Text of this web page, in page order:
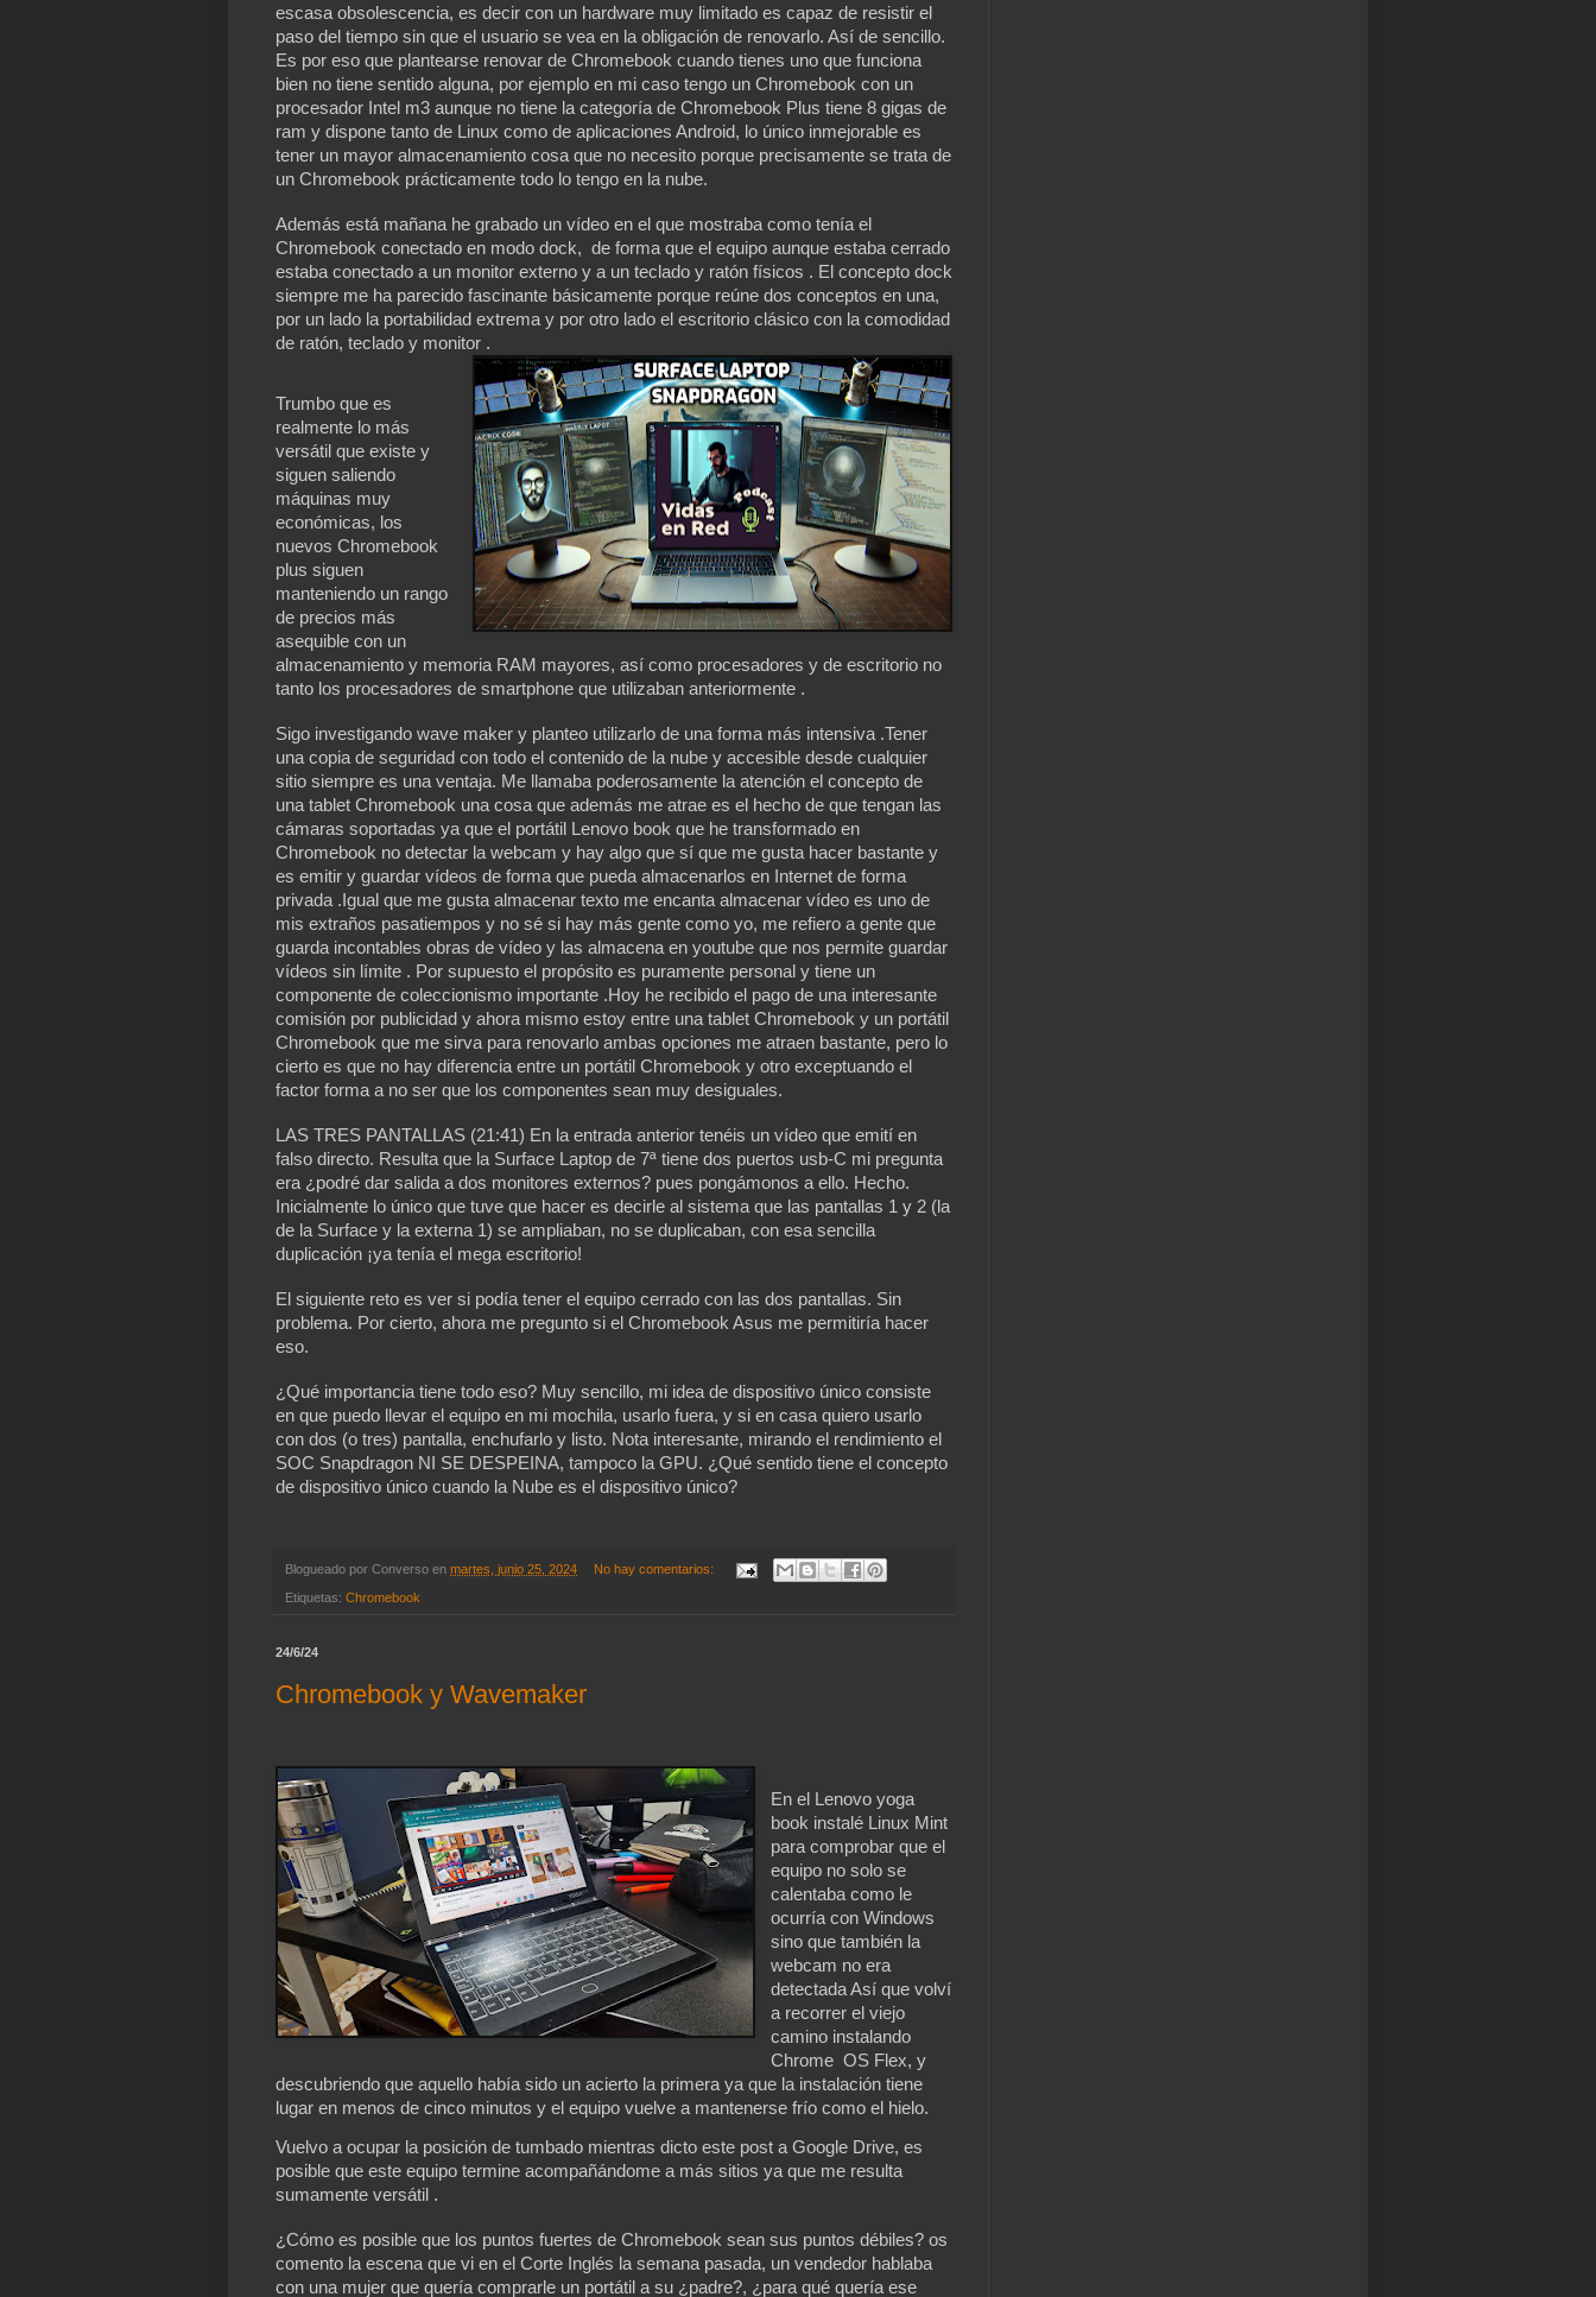
escasa obsolescencia, es decir con un hardware muy limitado es capaz de resistir el
paso del tiempo sin que el usuario se vea en la obligación de renovarlo. Así de sencillo.
Es por eso que plantearse renovar de Chromebook cuando tienes uno que funciona
bien no tiene sentido alguna, por ejemplo en mi caso tengo un Chromebook con un
procesador Intel m3 aunque no tiene la categoría de Chromebook Plus tiene 8 gigas de
ram y dispone tanto de Linux como de aplicaciones Android, lo único inmejorable es
tener un mayor almacenamiento cosa que no necesito porque precisamente se trata de
un Chromebook prácticamente todo lo tengo en la nube.
Además está mañana he grabado un vídeo en el que mostraba como tenía el
Chromebook conectado en modo dock, de forma que el equipo aunque estaba cerrado
estaba conectado a un monitor externo y a un teclado y ratón físicos . El concepto dock
siempre me ha parecido fascinante básicamente porque reúne dos conceptos en una,
por un lado la portabilidad extrema y por otro lado el escritorio clásico con la comodidad
de ratón, teclado y monitor .
Trumbo que es
realmente lo más
versátil que existe y
siguen saliendo
máquinas muy
económicas, los
nuevos Chromebook
plus siguen
manteniendo un rango
de precios más
asequible con un
almacenamiento y memoria RAM mayores, así como procesadores y de escritorio no
tanto los procesadores de smartphone que utilizaban anteriormente .
Sigo investigando wave maker y planteo utilizarlo de una forma más intensiva .Tener
una copia de seguridad con todo el contenido de la nube y accesible desde cualquier
sitio siempre es una ventaja. Me llamaba poderosamente la atención el concepto de
una tablet Chromebook una cosa que además me atrae es el hecho de que tengan las
cámaras soportadas ya que el portátil Lenovo book que he transformado en
Chromebook no detectar la webcam y hay algo que sí que me gusta hacer bastante y
es emitir y guardar vídeos de forma que pueda almacenarlos en Internet de forma
privada .Igual que me gusta almacenar texto me encanta almacenar vídeo es uno de
mis extraños pasatiempos y no sé si hay más gente como yo, me refiero a gente que
guarda incontables obras de vídeo y las almacena en youtube que nos permite guardar
vídeos sin límite . Por supuesto el propósito es puramente personal y tiene un
componente de coleccionismo importante .Hoy he recibido el pago de una interesante
comisión por publicidad y ahora mismo estoy entre una tablet Chromebook y un portátil
Chromebook que me sirva para renovarlo ambas opciones me atraen bastante, pero lo
cierto es que no hay diferencia entre un portátil Chromebook y otro exceptuando el
factor forma a no ser que los componentes sean muy desiguales.
LAS TRES PANTALLAS (21:41) En la entrada anterior tenéis un vídeo que emití en
falso directo. Resulta que la Surface Laptop de 7ª tiene dos puertos usb-C mi pregunta
era ¿podré dar salida a dos monitores externos? pues pongámonos a ello. Hecho.
Inicialmente lo único que tuve que hacer es decirle al sistema que las pantallas 1 y 2 (la
de la Surface y la externa 1) se ampliaban, no se duplicaban, con esa sencilla
duplicación ¡ya tenía el mega escritorio!
El siguiente reto es ver si podía tener el equipo cerrado con las dos pantallas. Sin
problema. Por cierto, ahora me pregunto si el Chromebook Asus me permitiría hacer
eso.
¿Qué importancia tiene todo eso? Muy sencillo, mi idea de dispositivo único consiste
en que puedo llevar el equipo en mi mochila, usarlo fuera, y si en casa quiero usarlo
con dos (o tres) pantalla, enchufarlo y listo. Nota interesante, mirando el rendimiento el
SOC Snapdragon NI SE DESPEINA, tampoco la GPU. ¿Qué sentido tiene el concepto
de dispositivo único cuando la Nube es el dispositivo único?
Blogueado por Converso en martes, junio 25, 2024 No hay comentarios:
Etiquetas: Chromebook
24/6/24
Chromebook y Wavemaker
En el Lenovo yoga
book instalé Linux Mint
para comprobar que el
equipo no solo se
calentaba como le
ocurría con Windows
sino que también la
webcam no era
detectada Así que volví
a recorrer el viejo
camino instalando
Chrome OS Flex, y
descubriendo que aquello había sido un acierto la primera ya que la instalación tiene
lugar en menos de cinco minutos y el equipo vuelve a mantenerse frío como el hielo.
Vuelvo a ocupar la posición de tumbado mientras dicto este post a Google Drive, es
posible que este equipo termine acompañándome a más sitios ya que me resulta
sumamente versátil .
¿Cómo es posible que los puntos fuertes de Chromebook sean sus puntos débiles? os
comento la escena que vi en el Corte Inglés la semana pasada, un vendedor hablaba
con una mujer que quería comprarle un portátil a su ¿padre?, ¿para qué quería ese